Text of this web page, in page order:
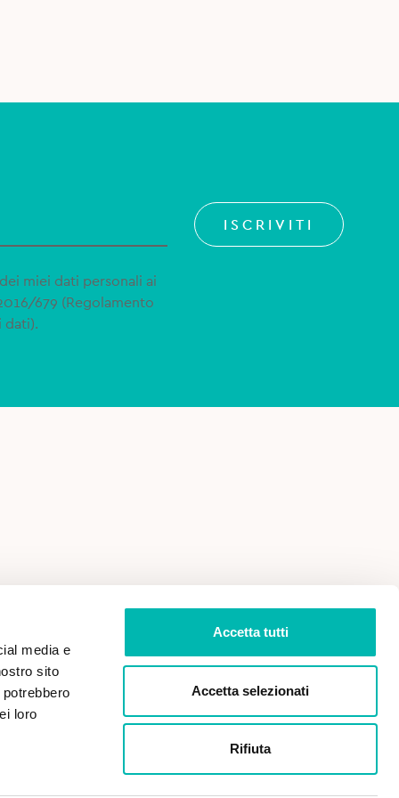
media e
sito
loro
Accetta tutti
Accetta selezionati
Rifiuta
miei dati personali ai
679 (Regolamento
dati).
ISCRIVITI